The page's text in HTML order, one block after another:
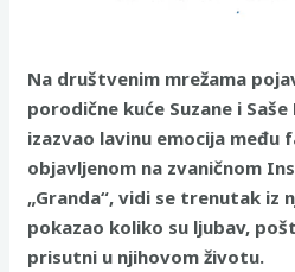
Na društvenim mrežama
porodične kuće Suzane i
izazvao lavinu emocija među
objavljenom na zvaničnom
„Granda“, vidi se trenutak iz
pokazao koliko su ljubav,
prisutni u njihovom životu.